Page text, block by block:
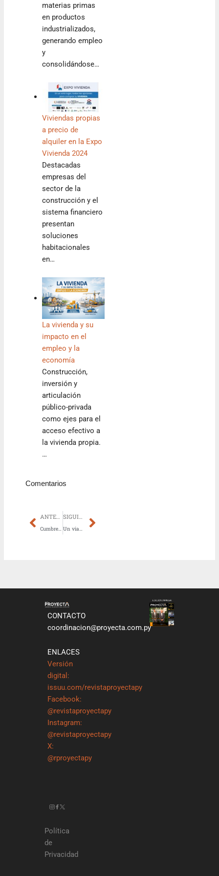
materias primas
en productos
industrializados,
generando empleo
y
consolidándose…
Viviendas propias
a precio de
alquiler en la Expo
Vivienda 2024
Destacadas
empresas del
sector de la
construcción y el
sistema financiero
presentan
soluciones
habitacionales
en…
La vivienda y su
impacto en el
empleo y la
economía
Construcción,
inversión y
articulación
público-privada
como ejes para el
acceso efectivo a
la vivienda propia.
…
Comentarios
Prev
Cumbres de San Bernardino: un desarrollo que transforma el paisaje en experiencia residencial
SIGUIENTE
Un viaducto que redefine la escala de la infraestructura en Luque
Next
CONTACTO
coordinacion@proyecta.com.py
ENLACES
Versión
digital:
issuu.com/revistaproyectapy
Facebook:
@revistaproyectapy
Instagram:
@revistaproyectapy
X:
@rproyectapy
Política
de
Privacidad